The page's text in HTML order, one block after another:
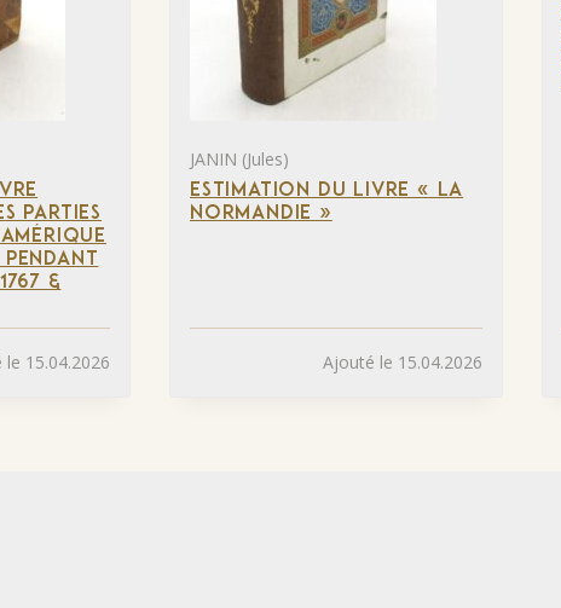
PARTIES
&
15.04.2026
JANIN (Jules)
ESTIMATION DU LIVRE « LA
NORMANDIE »
Ajouté le 15.04.2026